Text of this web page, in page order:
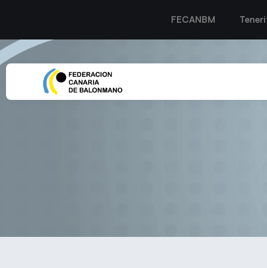
FECANBM
Declerck Sibo refuerza